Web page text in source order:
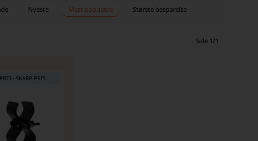
Nyeste Mest populære Største besparelse
Side 1/1
· SKARP PRIS